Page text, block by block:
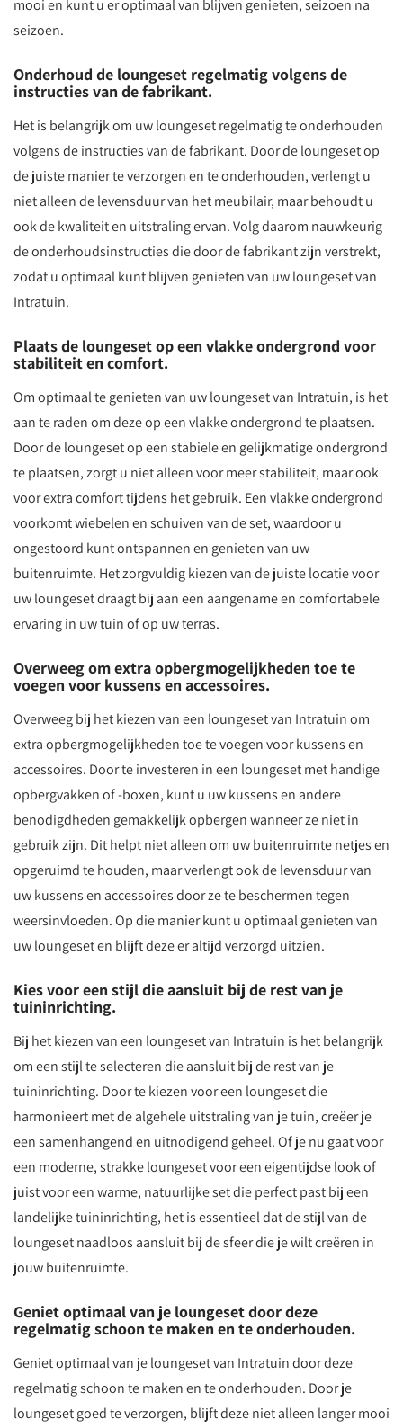
mooi en kunt u er optimaal van blijven genieten, seizoen na
seizoen.
Onderhoud de loungeset regelmatig volgens de
instructies van de fabrikant.
Het is belangrijk om uw loungeset regelmatig te onderhouden
volgens de instructies van de fabrikant. Door de loungeset op
de juiste manier te verzorgen en te onderhouden, verlengt u
niet alleen de levensduur van het meubilair, maar behoudt u
ook de kwaliteit en uitstraling ervan. Volg daarom nauwkeurig
de onderhoudsinstructies die door de fabrikant zijn verstrekt,
zodat u optimaal kunt blijven genieten van uw loungeset van
Intratuin.
Plaats de loungeset op een vlakke ondergrond voor
stabiliteit en comfort.
Om optimaal te genieten van uw loungeset van Intratuin, is het
aan te raden om deze op een vlakke ondergrond te plaatsen.
Door de loungeset op een stabiele en gelijkmatige ondergrond
te plaatsen, zorgt u niet alleen voor meer stabiliteit, maar ook
voor extra comfort tijdens het gebruik. Een vlakke ondergrond
voorkomt wiebelen en schuiven van de set, waardoor u
ongestoord kunt ontspannen en genieten van uw
buitenruimte. Het zorgvuldig kiezen van de juiste locatie voor
uw loungeset draagt bij aan een aangename en comfortabele
ervaring in uw tuin of op uw terras.
Overweeg om extra opbergmogelijkheden toe te
voegen voor kussens en accessoires.
Overweeg bij het kiezen van een loungeset van Intratuin om
extra opbergmogelijkheden toe te voegen voor kussens en
accessoires. Door te investeren in een loungeset met handige
opbergvakken of -boxen, kunt u uw kussens en andere
benodigdheden gemakkelijk opbergen wanneer ze niet in
gebruik zijn. Dit helpt niet alleen om uw buitenruimte netjes en
opgeruimd te houden, maar verlengt ook de levensduur van
uw kussens en accessoires door ze te beschermen tegen
weersinvloeden. Op die manier kunt u optimaal genieten van
uw loungeset en blijft deze er altijd verzorgd uitzien.
Kies voor een stijl die aansluit bij de rest van je
tuininrichting.
Bij het kiezen van een loungeset van Intratuin is het belangrijk
om een stijl te selecteren die aansluit bij de rest van je
tuininrichting. Door te kiezen voor een loungeset die
harmonieert met de algehele uitstraling van je tuin, creëer je
een samenhangend en uitnodigend geheel. Of je nu gaat voor
een moderne, strakke loungeset voor een eigentijdse look of
juist voor een warme, natuurlijke set die perfect past bij een
landelijke tuininrichting, het is essentieel dat de stijl van de
loungeset naadloos aansluit bij de sfeer die je wilt creëren in
jouw buitenruimte.
Geniet optimaal van je loungeset door deze
regelmatig schoon te maken en te onderhouden.
Geniet optimaal van je loungeset van Intratuin door deze
regelmatig schoon te maken en te onderhouden. Door je
loungeset goed te verzorgen, blijft deze niet alleen langer mooi